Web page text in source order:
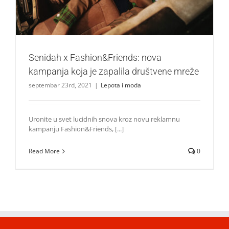
Senidah x Fashion&Friends: nova
kampanja koja je zapalila društvene mreže
septembar 23rd, 2021 | Lepota i moda
Uronite u svet lucidnih snova kroz novu reklamnu
kampanju Fashion&Friends, [...]
Read More 0